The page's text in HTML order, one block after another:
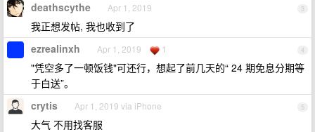
3
deathscythe Apr 1, 2019
我正想发帖, 我也收到了
4
ezrealinxh Apr 1, 2019 1
"凭空多了一顿饭钱"可还行，想起了前几天的“ 24 期免息分期等
于白送”。
5
crytis Apr 1, 2019 via iPhone
大气 不用找客服